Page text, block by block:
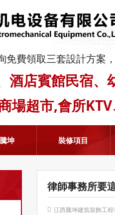
免費領取三套設計方案
酒店賓館民宿、
場超市,會所
坤 裝修項目
律師事務所要
江西騰坤建筑裝飾工程